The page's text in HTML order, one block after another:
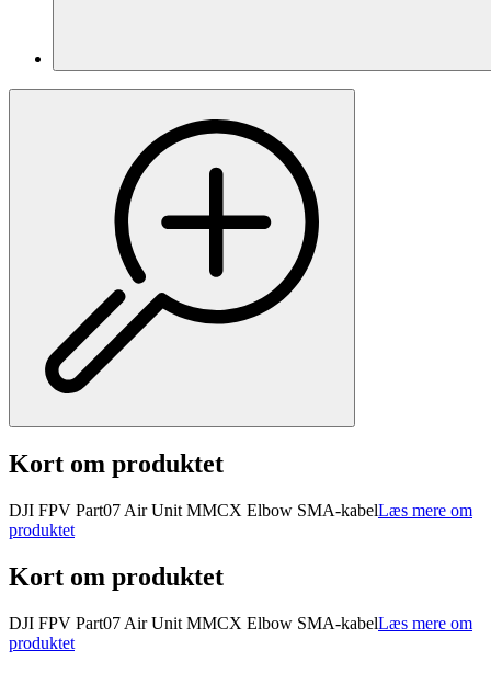
Kort om produktet
DJI FPV Part07 Air Unit MMCX Elbow SMA-kabelLæs mere om
produktet
Kort om produktet
DJI FPV Part07 Air Unit MMCX Elbow SMA-kabelLæs mere om
produktet